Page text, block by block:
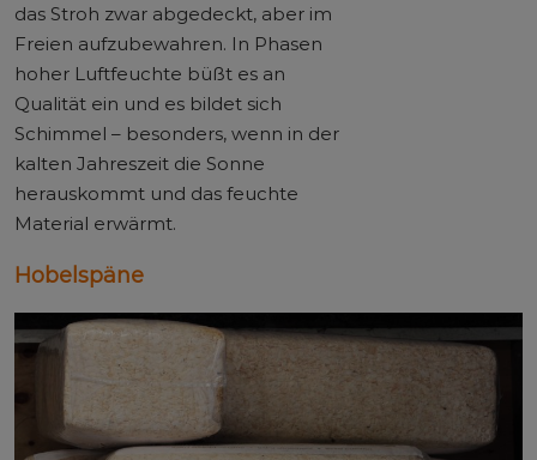
das Stroh zwar abgedeckt, aber im
Freien aufzubewahren. In Phasen
hoher Luftfeuchte büßt es an
Qualität ein und es bildet sich
Schimmel – besonders, wenn in der
kalten Jahreszeit die Sonne
herauskommt und das feuchte
Material erwärmt.
Hobelspäne